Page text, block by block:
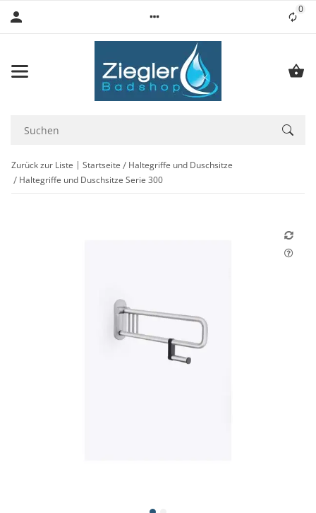
0
Zurück zur Liste Startseite
Haltegriffe und Duschsitze
Haltegriffe und Duschsitze Serie 300